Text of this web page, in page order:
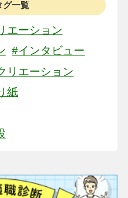
グ一覧
エーション
#インタビュー
リエーション
紙